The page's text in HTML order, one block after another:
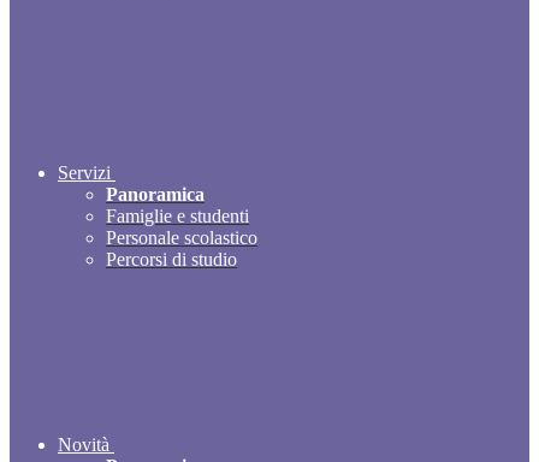
Servizi
Panoramica
Famiglie e studenti
Personale scolastico
Percorsi di studio
Novità